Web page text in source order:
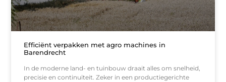
Efficiënt verpakken met agro machines in
Barendrecht
In de moderne land- en tuinbouw draait alles om snelheid,
precisie en continuïteit. Zeker in een productiegerichte